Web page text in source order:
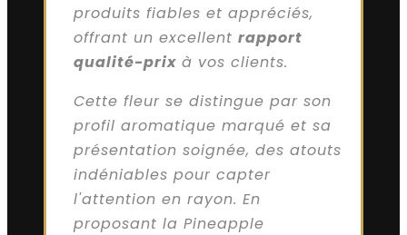
produits fiables et appréciés,
offrant un excellent rapport
qualité-prix à vos clients.
Cette fleur se distingue par son
profil aromatique marqué et sa
présentation soignée, des atouts
indéniables pour capter
l'attention en rayon. En
proposant la Pineapple